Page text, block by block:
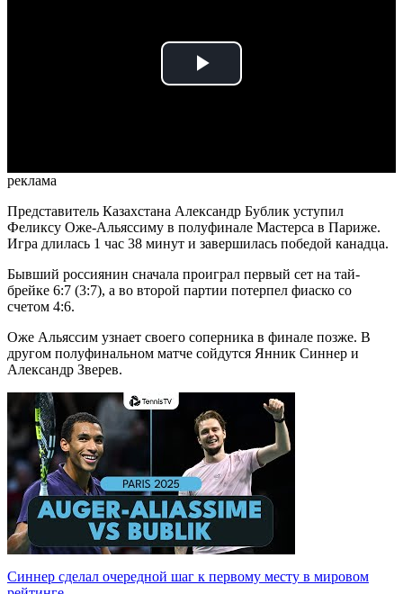
Play
реклама
Представитель Казахстана Александр Бублик уступил
Феликсу Оже-Альяссиму в полуфинале Мастерса в Париже.
Игра длилась 1 час 38 минут и завершилась победой канадца.
Бывший россиянин сначала проиграл первый сет на тай-
брейке 6:7 (3:7), а во второй партии потерпел фиаско со
счетом 4:6.
Оже Альяссим узнает своего соперника в финале позже. В
другом полуфинальном матче сойдутся Янник Синнер и
Александр Зверев.
Синнер сделал очередной шаг к первому месту в мировом